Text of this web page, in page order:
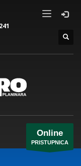
Online
PRISTUPNICA